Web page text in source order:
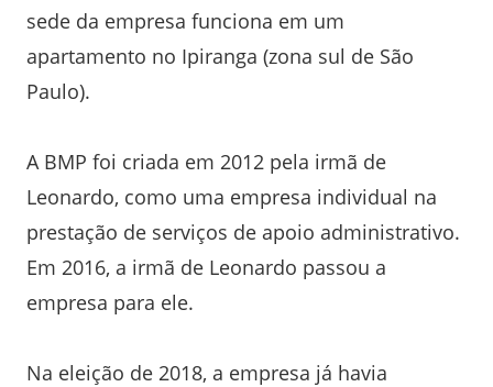
sede da empresa funciona em um
apartamento no Ipiranga (zona sul de São
Paulo).
A BMP foi criada em 2012 pela irmã de
Leonardo, como uma empresa individual na
prestação de serviços de apoio administrativo.
Em 2016, a irmã de Leonardo passou a
empresa para ele.
Na eleição de 2018, a empresa já havia